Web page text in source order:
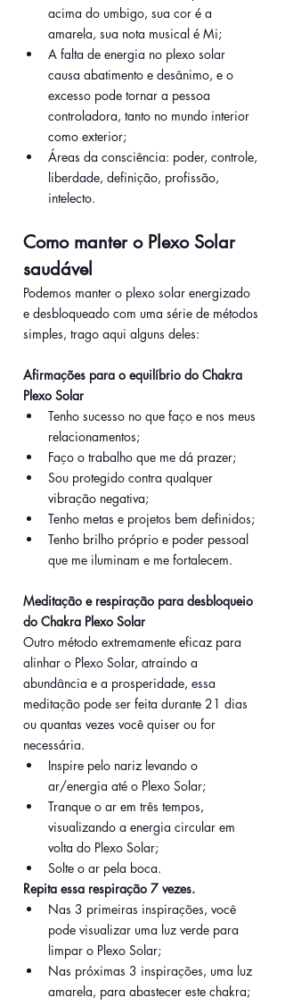
acima do umbigo, sua cor é a
amarela, sua nota musical é Mi;
A falta de energia no plexo solar
causa abatimento e desânimo, e o
excesso pode tornar a pessoa
controladora, tanto no mundo interior
como exterior;
Áreas da consciência: poder, controle,
liberdade, definição, profissão,
intelecto.
Como manter o Plexo Solar
saudável
Podemos manter o plexo solar energizado
e desbloqueado com uma série de métodos
simples, trago aqui alguns deles:
Afirmações para o equilíbrio do Chakra
Plexo Solar
Tenho sucesso no que faço e nos meus
relacionamentos;
Faço o trabalho que me dá prazer;
Sou protegido contra qualquer
vibração negativa;
Tenho metas e projetos bem definidos;
Tenho brilho próprio e poder pessoal
que me iluminam e me fortalecem.
Meditação e respiração para desbloqueio
do Chakra Plexo Solar
Outro método extremamente eficaz para
alinhar o Plexo Solar, atraindo a
abundância e a prosperidade, essa
meditação pode ser feita durante 21 dias
ou quantas vezes você quiser ou for
necessária.
Inspire pelo nariz levando o
ar/energia até o Plexo Solar;
Tranque o ar em três tempos,
visualizando a energia circular em
volta do Plexo Solar;
Solte o ar pela boca.
Repita essa respiração 7 vezes.
Nas 3 primeiras inspirações, você
pode visualizar uma luz verde para
limpar o Plexo Solar;
Nas próximas 3 inspirações, uma luz
amarela, para abastecer este chakra;